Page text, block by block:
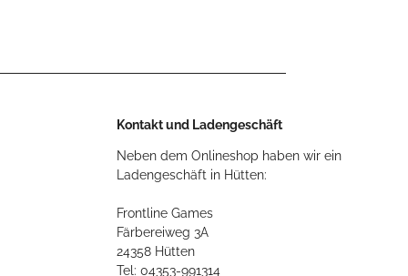
Kontakt und Ladengeschäft
Neben dem Onlineshop haben wir ein
Ladengeschäft in Hütten:
Frontline Games
Färbereiweg 3A
24358 Hütten
Tel: 04353-991314